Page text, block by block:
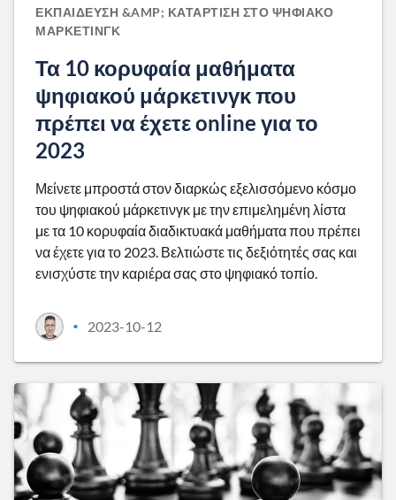
ΕΚΠΑΊΔΕΥΣΗ &AMP; ΚΑΤΆΡΤΙΣΗ ΣΤΟ ΨΗΦΙΑΚΌ
ΜΆΡΚΕΤΙΝΓΚ
Τα 10 κορυφαία μαθήματα
ψηφιακού μάρκετινγκ που
πρέπει να έχετε online για το
2023
Μείνετε μπροστά στον διαρκώς εξελισσόμενο κόσμο
του ψηφιακού μάρκετινγκ με την επιμελημένη λίστα
με τα 10 κορυφαία διαδικτυακά μαθήματα που πρέπει
να έχετε για το 2023. Βελτιώστε τις δεξιότητές σας και
ενισχύστε την καριέρα σας στο ψηφιακό τοπίο.
• 2023-10-12